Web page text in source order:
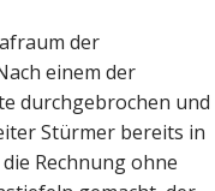
der
einem der
durchgebrochen und
Stürmer bereits in
Rechnung ohne